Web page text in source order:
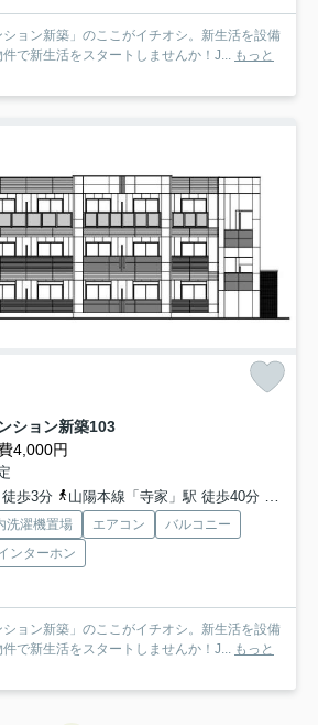
ション新築」のここがイチオシ。新生活を設備
で新生活をスタートしませんか！J... もっと
ション新築103
4,000円
歩3分
山陽本線「寺家」駅 徒歩40分 山陽
洗濯機置場 エアコン
バルコニー
ンターホン
ション新築」のここがイチオシ。新生活を設備
で新生活をスタートしませんか！J... もっと